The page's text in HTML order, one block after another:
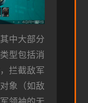
中大部分
型包括消
拦截敌军
象（如敌